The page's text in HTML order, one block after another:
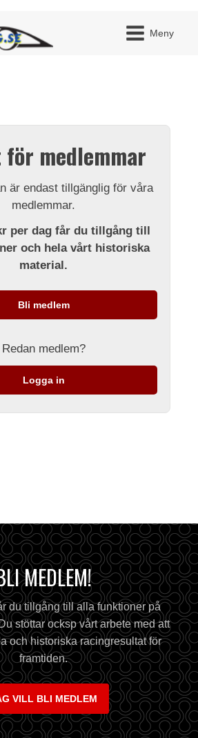
Meny
för medlemmar
är endast tillgänglig för våra
medlemmar.
per dag får du tillgång till
och hela vårt historiska
material.
Bli medlem
Redan medlem?
Logga in
MEDLEM!
du tillgång till alla funktioner på
stöttar ocksp vårt arbete med att
och historiska racingresultat för
framtiden.
VILL BLI MEDLEM